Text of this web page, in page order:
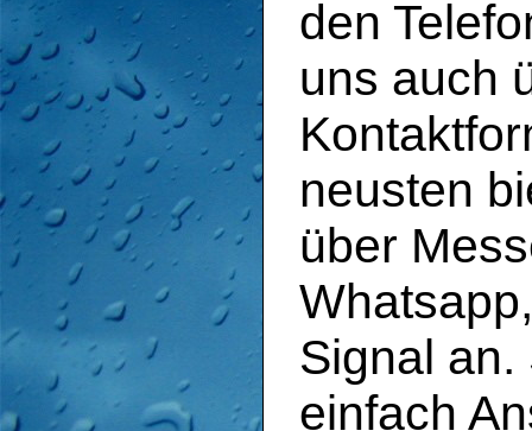
den
uns auch
neusten
über
Signal
einfach